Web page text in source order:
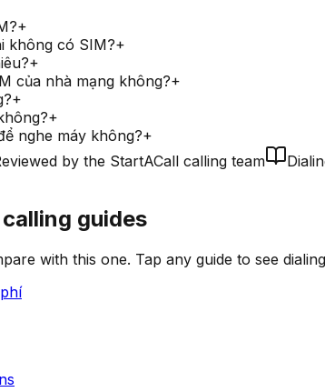
+
không có SIM?+
+
của nhà mạng không?+
+
+
nghe máy không?+
by the StartACall calling team
guides
with this one. Tap any guide to see